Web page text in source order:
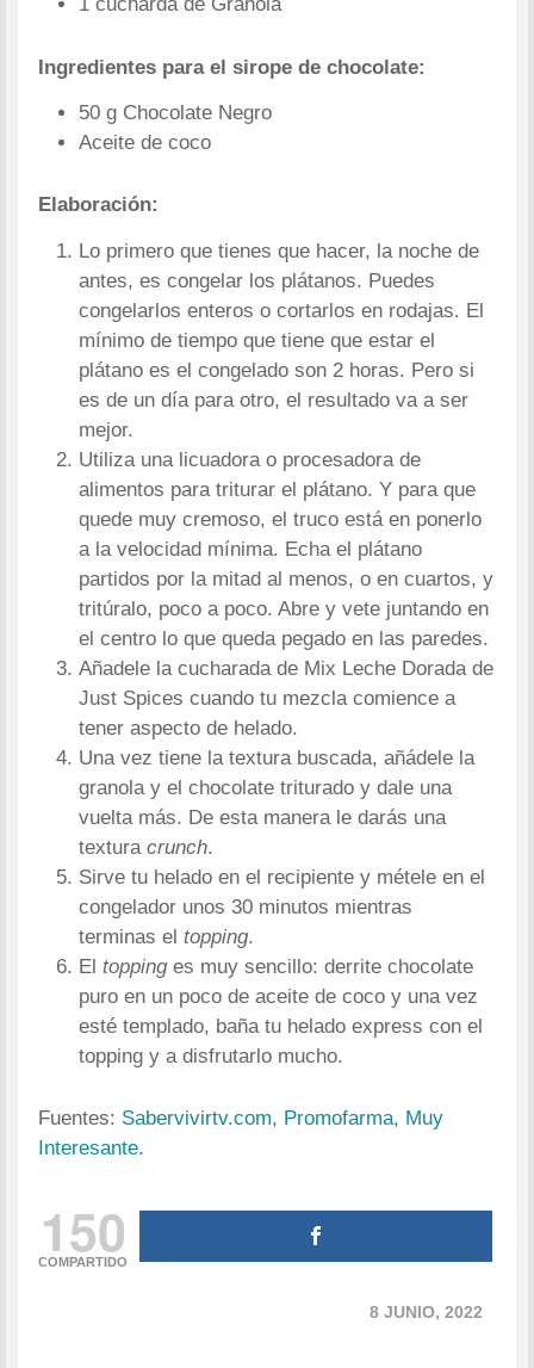
1 cucharda de Granola
Ingredientes para el sirope de chocolate:
50 g Chocolate Negro
Aceite de coco
Elaboración:
Lo primero que tienes que hacer, la noche de
antes, es congelar los plátanos. Puedes
congelarlos enteros o cortarlos en rodajas. El
mínimo de tiempo que tiene que estar el
plátano es el congelado son 2 horas. Pero si
es de un día para otro, el resultado va a ser
mejor.
Utiliza una licuadora o procesadora de
alimentos para triturar el plátano. Y para que
quede muy cremoso, el truco está en ponerlo
a la velocidad mínima. Echa el plátano
partidos por la mitad al menos, o en cuartos, y
tritúralo, poco a poco. Abre y vete juntando en
el centro lo que queda pegado en las paredes.
Añadele la cucharada de Mix Leche Dorada de
Just Spices cuando tu mezcla comience a
tener aspecto de helado.
Una vez tiene la textura buscada, añádele la
granola y el chocolate triturado y dale una
vuelta más. De esta manera le darás una
texturacrunch.
Sirve tu helado en el recipiente y métele en el
congelador unos 30 minutos mientras
terminas eltopping.
Eltoppinges muy sencillo: derrite chocolate
puro en un poco de aceite de coco y una vez
esté templado, baña tu helado express con el
topping y a disfrutarlo mucho.
Fuentes: Sabervivirtv.com, Promofarma, Muy
Interesante.
150
COMPARTIDO
8 JUNIO, 2022